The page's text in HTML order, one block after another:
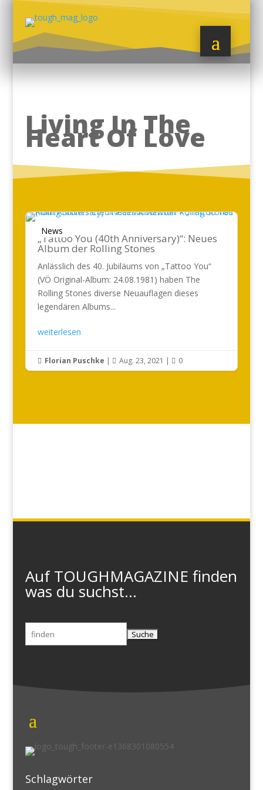
Living In The
Heart Of Love
News
„Tattoo You (40th Anniversary)“: Neues
Album der Rolling Stones
Anlässlich des 40. Jubiläums von „Tattoo You“
(VÖ Original-Album: 24.08.1981) haben The
Rolling Stones diverse Neuauflagen dieses
legendären Albums...
weiterlesen
 Florian Puschke |  Aug. 23, 2021 |  0
Auf TOUGHMAGAZINE finden
was du suchst...
Suchen
nach:
Schlagwörter